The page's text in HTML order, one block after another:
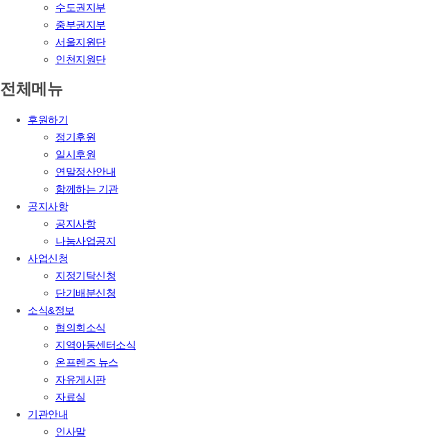
수도권지부
중부권지부
서울지원단
인천지원단
전체메뉴
후원하기
정기후원
일시후원
연말정산안내
함께하는 기관
공지사항
공지사항
나눔사업공지
사업신청
지정기탁신청
단기배분신청
소식&정보
협의회소식
지역아동센터소식
온프렌즈 뉴스
자유게시판
자료실
기관안내
인사말